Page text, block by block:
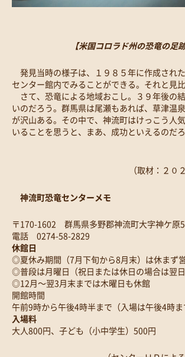
【米国コロラド州の恐竜の足
発見当時の様子は、１９８５年に作成され
センター館内でみることができる。それと見比
さて、恐竜による地域おこし。３９年後の
いのだろう。群馬県は尾瀬もあれば、草津温
が沢山ある。その中で、神流町はけっこう人
いることを思うと、まあ、成功といえるのだろ
（取材：２０２６年
神流町恐竜センターメモ
〒170-1602 群馬県多野郡神流町大字神ケ原
電話 0274-58-2829
休館日
◎夏休み期間（7月下旬から8月末）は休まず
◎普段は月曜日（祝日または休日の場合は翌日
◎12月～翌3月末までは木曜日も休館
開館時間
午前9時から午後4時半まで（入場は午後4時ま
入場料
大人800円、子ども（小中学生）500円